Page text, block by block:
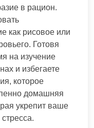
в рацион.
как рисовое или
Готовя
на изучение
и избегаете
которое
домашняя
укрепит ваше